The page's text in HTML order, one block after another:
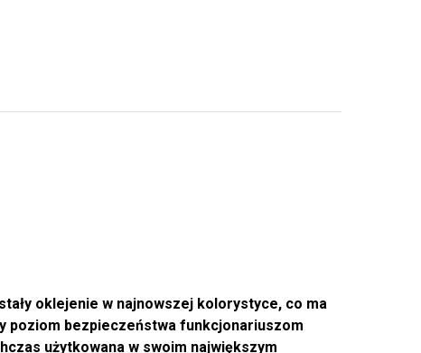
oklejenie w najnowszej kolorystyce, co ma
poziom bezpieczeństwa funkcjonariuszom
użytkowana w swoim największym